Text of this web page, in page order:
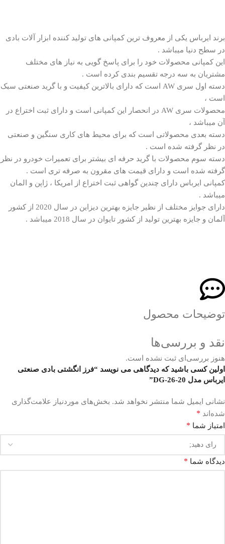
برند ایرباس یکی از معروف ترین کمپانی های تولید کننده ابزار آلات بادی
در سطح دنیا میباشد .
این کمپانی محصولات خود را برای پاسخ گویی به نیاز های مختلف
مشتریان به سه درجه تقسیم بندی کرده است .
دسته اول سری AW است که دارای بالاترین کیفیت و با گرید صنعتی سبک
است ،
محصولات سری AW در انحصار این کمپانی است و دارای ثبت اختراع در
آن میباشد ،
دسته بعدی محصولاتی است که برای محیط های کاری سنگین و صنعتی
در نظر گرفته شده است .
دسته سوم محصولات با گرید حرفه ای بیشتر برای تعمیرات خودرو در نظر
گرفته شده است و دارای قیمت های مقرون به صرفه تری است .
کمپانی ایرباس دارای چندین گواهی ثبت اختراع از امریکا ، ژاپن و المان
میباشد .
دارای جوایز مختلف از نظیر جایزه بهترین دیزاین در سال 2020 از کشور
آلمان و جایزه بهترین تولید از کشور تایوان در سال 2018 میباشد .
توضیحات محصول
نقد و بررسی‌ها
هنوز بررسی‌ای ثبت نشده است.
اولین کسی باشید که دیدگاهی می نویسد “فرز انگشتی بادی صنعتی
ایرباس مدل DG-26-20”
نشانی ایمیل شما منتشر نخواهد شد. بخش‌های موردنیاز علامت‌گذاری
شده‌اند *
امتیاز شما *
دیدگاه شما *